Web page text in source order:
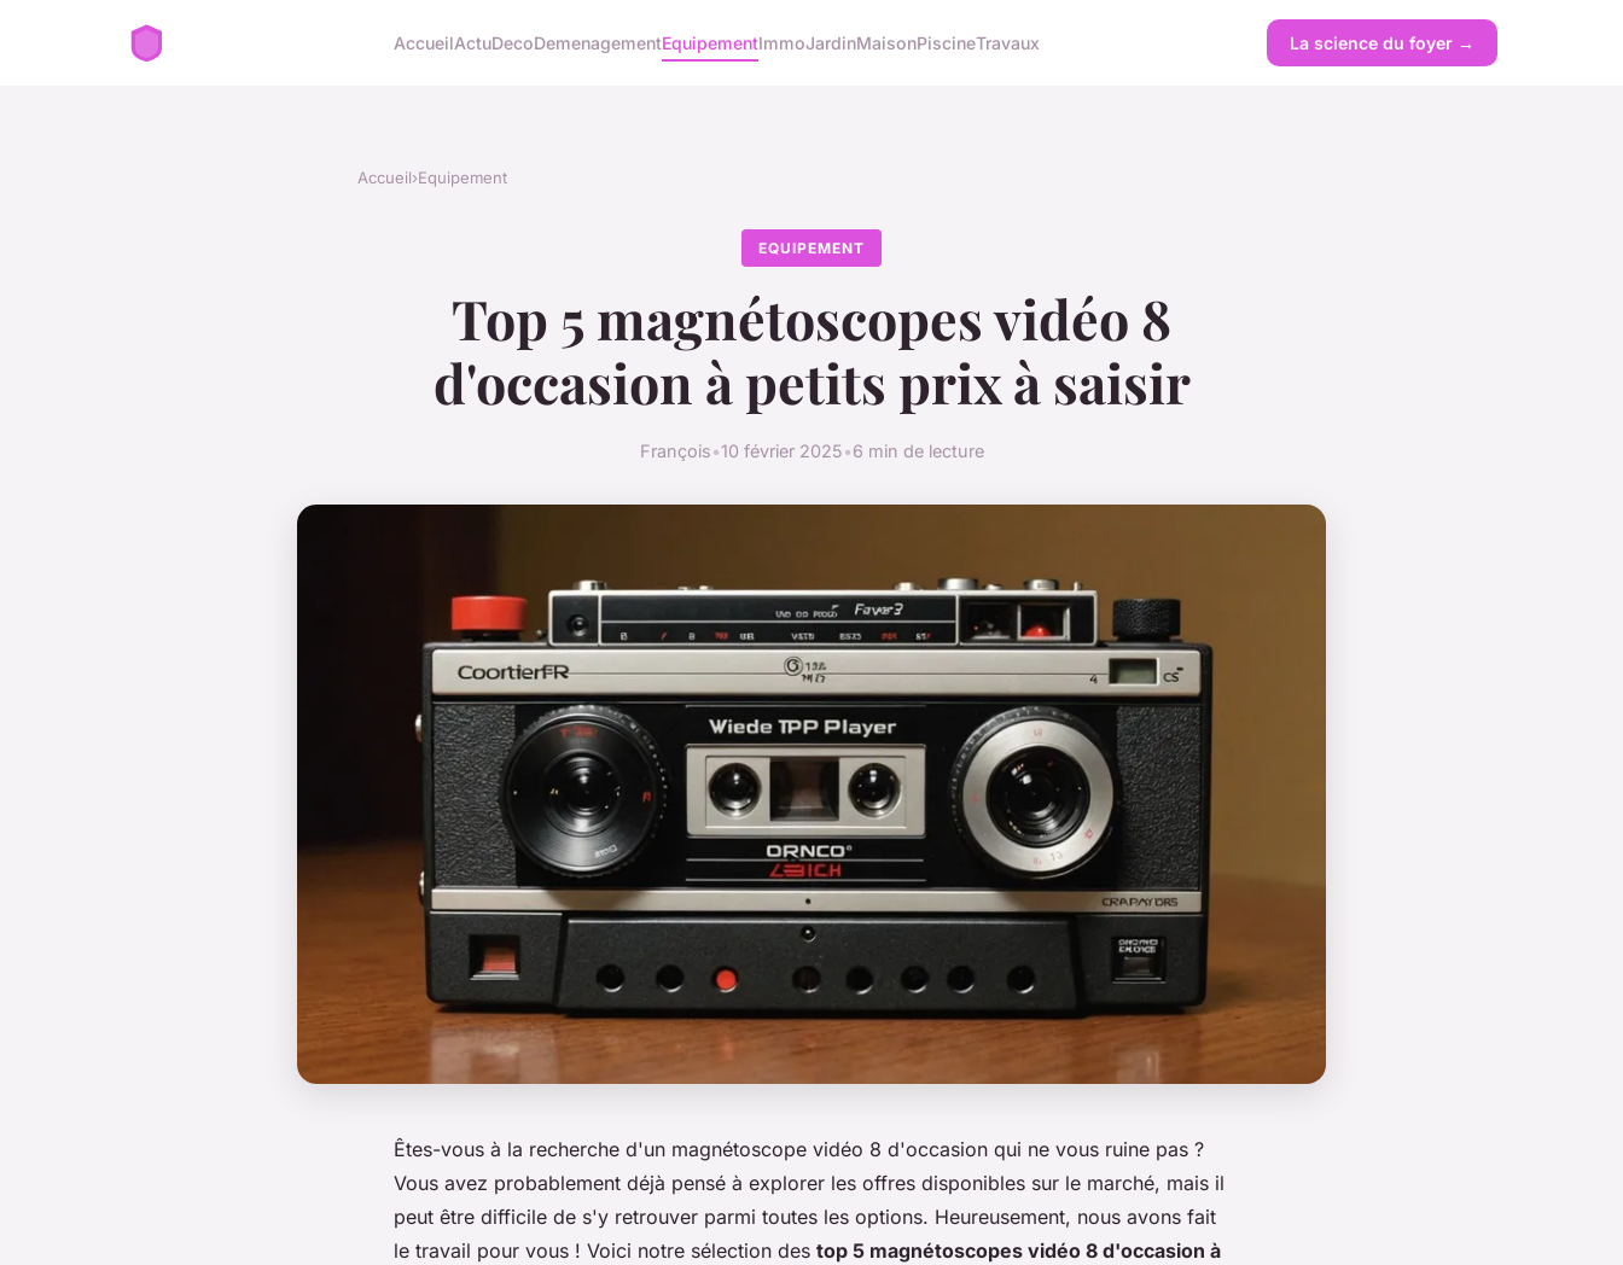
AccueilActuDecoDemenagementEquipementImmoJardinMaisonPiscineTravaux La science du foyer →
Accueil›Equipement
EQUIPEMENT
Top 5 magnétoscopes vidéo 8
d'occasion à petits prix à saisir
François•10 février 2025•6 min de lecture
Êtes-vous à la recherche d'un magnétoscope vidéo 8 d'occasion qui ne vous ruine pas ?
Vous avez probablement déjà pensé à explorer les offres disponibles sur le marché, mais il
peut être difficile de s'y retrouver parmi toutes les options. Heureusement, nous avons fait
le travail pour vous ! Voici notre sélection des top 5 magnétoscopes vidéo 8 d'occasion à